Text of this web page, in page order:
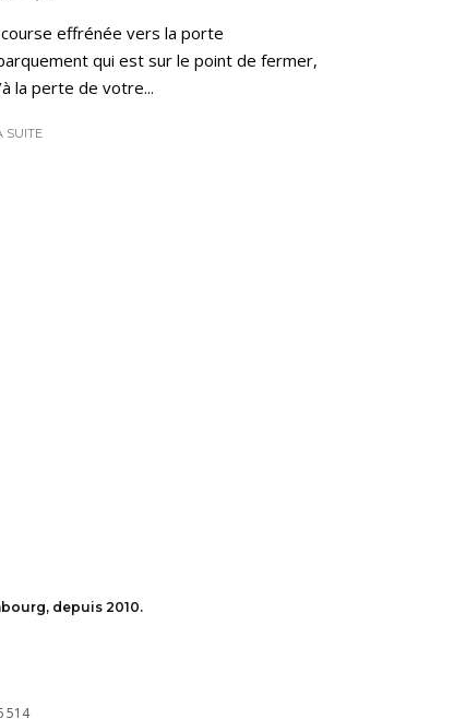
course effrénée vers la porte
qui est sur le point de fermer,
la perte de votre...
SUITE
depuis 2010.
514